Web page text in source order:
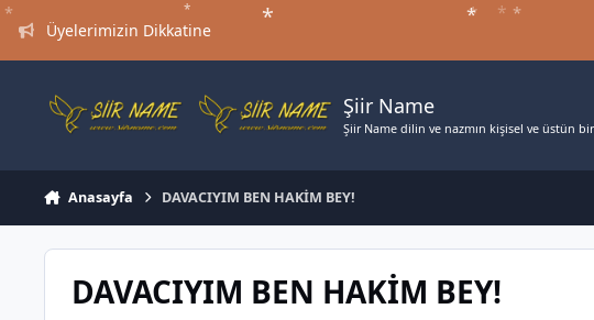
Jump to content
Üyelerimizin Dikkatine
Şiir Name
Şiir Name dilin ve nazmın kişisel ve üstün
Anasayfa DAVACIYIM BEN HAKİM BEY!
DAVACIYIM BEN HAKİM BEY!
*
* *
* *
*